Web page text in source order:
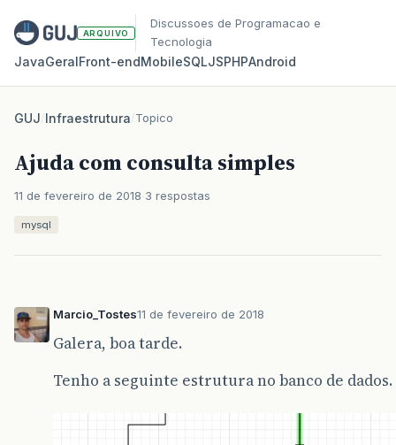
ARQUIVO
Discussoes de Programacao e
Tecnologia
JavaGeralFront‑endMobileSQLJSPHPAndroid
GUJ/Infraestrutura/Topico
Ajuda com consulta simples
11 de fevereiro de 2018 3 respostas
mysql
Marcio_Tostes11 de fevereiro de 2018
Galera, boa tarde.
Tenho a seguinte estrutura no banco de dados.